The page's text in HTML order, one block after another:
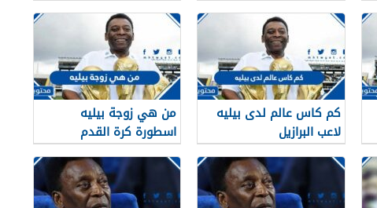
كم كاس عالم لدى بيليه
لاعب البرازيل
من هي زوجة بيليه
اسطورة كرة القدم
البرازيلية